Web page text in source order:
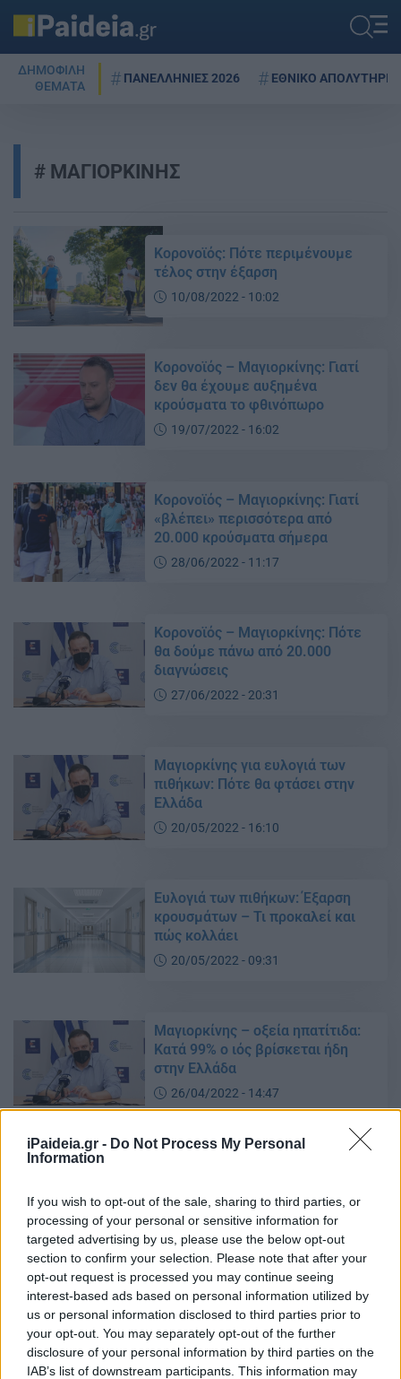
iPaideia.gr - Do Not Process My Personal
Information
If you wish to opt-out of the sale, sharing to third parties, or
processing of your personal or sensitive information for
targeted advertising by us, please use the below opt-out
section to confirm your selection. Please note that after your
opt-out request is processed you may continue seeing
interest-based ads based on personal information utilized by
us or personal information disclosed to third parties prior to
your opt-out. You may separately opt-out of the further
disclosure of your personal information by third parties on the
IAB’s list of downstream participants. This information may
ΔΗΜΟΦΙΛΗ
ΘΕΜΑΤΑ
ΠΑΝΕΛΛΗΝΙΕΣ 2026 ΕΘΝΙΚΟ ΑΠΟΛΥΤΗΡΙΟ
ΜΑΓΙΟΡΚΙΝΗΣ
Κορονοϊός: Πότε περιμένουμε
τέλος στην έξαρση
10/08/2022 - 10:02
Κορονοϊός – Μαγιορκίνης: Γιατί
δεν θα έχουμε αυξημένα
κρούσματα το φθινόπωρο
19/07/2022 - 16:02
Κορονοϊός – Μαγιορκίνης: Γιατί
«βλέπει» περισσότερα από
20.000 κρούσματα σήμερα
28/06/2022 - 11:17
Κορονοϊός – Μαγιορκίνης: Πότε
θα δούμε πάνω από 20.000
διαγνώσεις
27/06/2022 - 20:31
Μαγιορκίνης για ευλογιά των
πιθήκων: Πότε θα φτάσει στην
Ελλάδα
20/05/2022 - 16:10
Ευλογιά των πιθήκων: Έξαρση
κρουσμάτων – Τι προκαλεί και
πώς κολλάει
20/05/2022 - 09:31
Μαγιορκίνης – οξεία ηπατίτιδα:
Κατά 99% ο ιός βρίσκεται ήδη
στην Ελλάδα
26/04/2022 - 14:47
% αυτή την εβδομάδα
15/04/2022 - 21:33
Κορονοϊός – Μαγιορκίνης:
Μειώθηκαν οι νέες διαγνώσεις
την τελευταία εβδομάδα
10/02/2022 - 20:31